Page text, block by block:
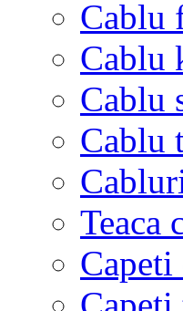
Cablu
Cablu
Cablu
Cablu
Teaca
Capeti